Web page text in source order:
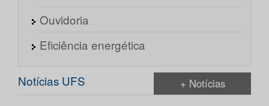
Ouvidoria
Eficiência energética
Notícias UFS + Notícias